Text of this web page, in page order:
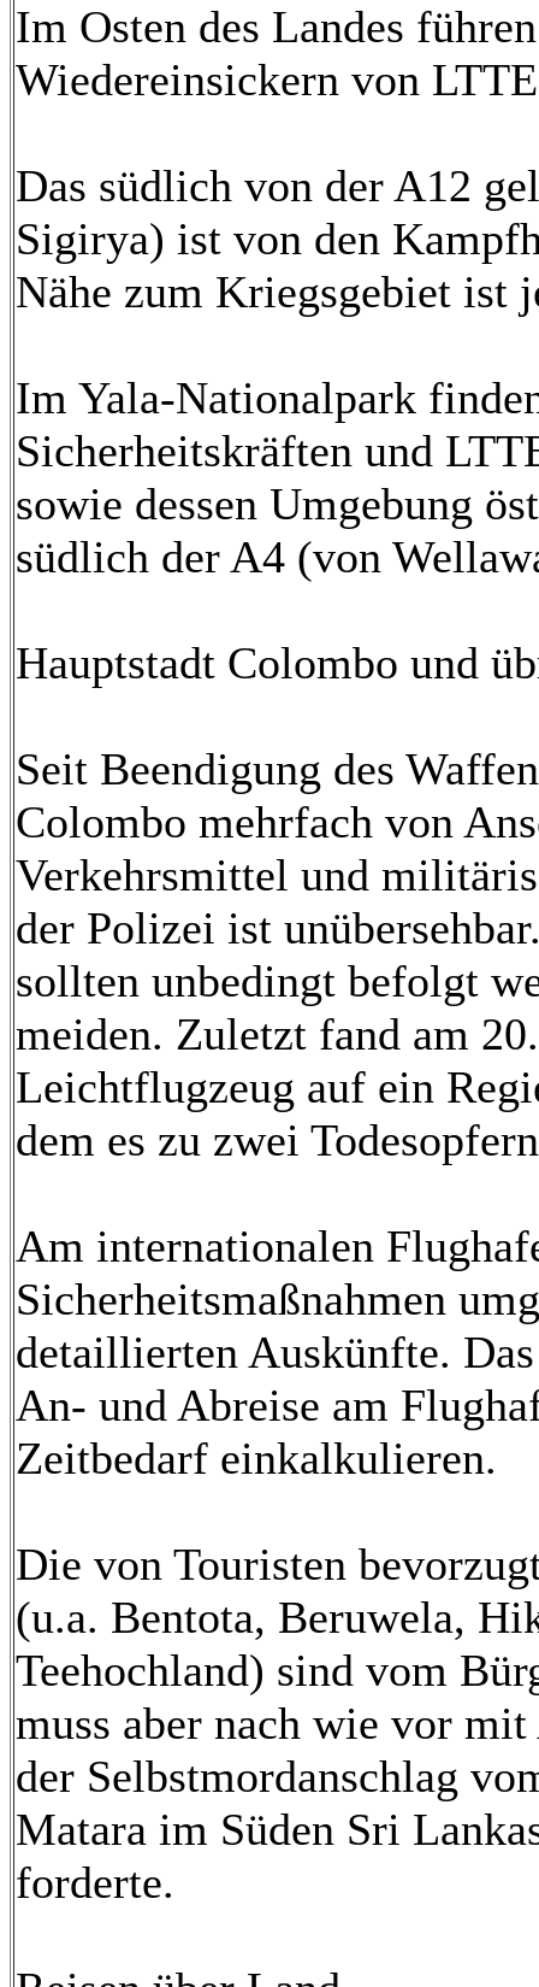
Im Osten des Landes
Wiedereinsickern von
Das südlich von der A12
Sigirya) ist von den
Nähe zum Kriegsgebiet ist
Im Yala-Nationalpark
Sicherheitskräften und
sowie dessen Umgebung
südlich der A4 (von
Hauptstadt Colombo und
Seit Beendigung des
Colombo mehrfach von
Verkehrsmittel und
der Polizei ist
sollten unbedingt befolgt
meiden. Zuletzt fand am
Leichtflugzeug auf ein
dem es zu zwei
Am internationalen
Sicherheitsmaßnahmen
detaillierten Auskünfte.
An- und Abreise am
Zeitbedarf einkalkulieren.
Die von Touristen
(u.a. Bentota, Beruwela,
Teehochland) sind vom
muss aber nach wie vor
der Selbstmordanschlag
Matara im Süden Sri
forderte.